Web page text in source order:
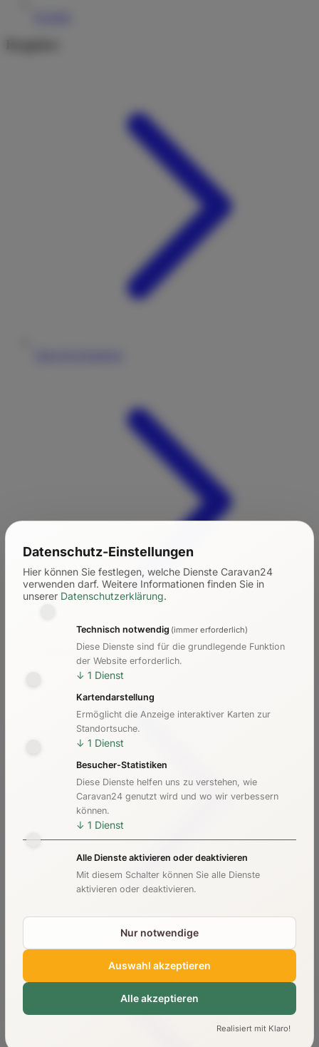
Kosten & Preise
Datenschutz-Einstellungen
Hier können Sie festlegen, welche Dienste Caravan24
verwenden darf. Weitere Informationen finden Sie in
unserer Datenschutzerklärung.
Technisch notwendig (immer erforderlich)
Diese Dienste sind für die grundlegende Funktion
der Website erforderlich.
↓ 1 Dienst
Kartendarstellung
Ermöglicht die Anzeige interaktiver Karten zur
Standortsuche.
↓ 1 Dienst
Besucher-Statistiken
Diese Dienste helfen uns zu verstehen, wie
Caravan24 genutzt wird und wo wir verbessern
können.
↓ 1 Dienst
Alle Dienste aktivieren oder deaktivieren
Mit diesem Schalter können Sie alle Dienste
aktivieren oder deaktivieren.
Nur notwendige
Auswahl akzeptieren
Alle akzeptieren
Realisiert mit Klaro!